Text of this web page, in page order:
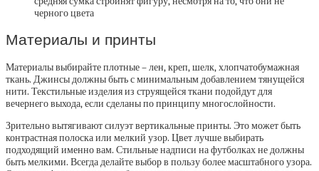
черного цвета
Материалы и принты
Материалы выбирайте плотные – лен, креп, шелк, хлопчатобумажная
ткань. Джинсы должны быть с минимальным добавлением тянущейся
нити. Текстильные изделия из струящейся ткани подойдут для
вечернего выхода, если сделаны по принципу многослойности.
Зрительно вытягивают силуэт вертикальные принты. Это может быть
контрастная полоска или мелкий узор. Цвет лучше выбирать
подходящий именно вам. Стильные надписи на футболках не должны
быть мелкими. Всегда делайте выбор в пользу более масштабного узора.